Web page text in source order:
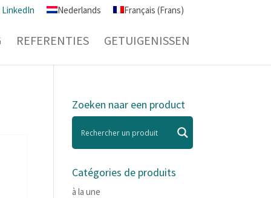
LinkedIn Nederlands Français (Frans)
REFERENTIES GETUIGENISSEN
Zoeken naar een product
Catégories de produits
à la une